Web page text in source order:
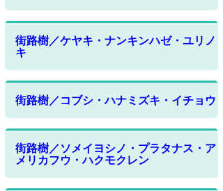
街路樹／ケヤキ・ナンキンハゼ・ユリノ
キ
街路樹／コブシ・ハナミズキ・イチョウ
街路樹／ソメイヨシノ・プラタナス・ア
メリカフウ・ハクモクレン